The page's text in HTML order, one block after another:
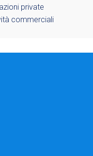
private
commerciali